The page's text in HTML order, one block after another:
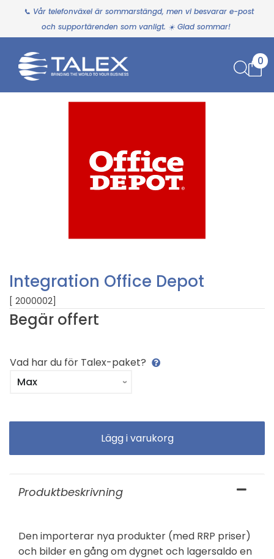
📞 Vår telefonväxel är sommarstängd, men vi besvarar e-post
och supportärenden som vanligt. ☀️ Glad sommar!
0
Integration Office Depot
[ 2000002]
Begär offert
Vad har du för Talex-paket?
Produktbeskrivning
Den importerar nya produkter (med RRP priser)
och bilder en gång om dygnet och lagersaldo en